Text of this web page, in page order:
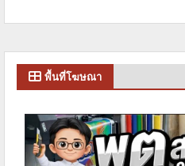
พื้นที่โฆษณา